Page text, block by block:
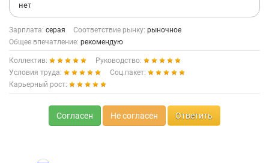
нет
Зарплата: серая Соответствие рынку: рыночное
Общее впечатление: рекомендую
Коллектив:
Руководство:
Условия труда:
Соц.пакет:
Карьерный рост:
Согласен Не согласен Ответить